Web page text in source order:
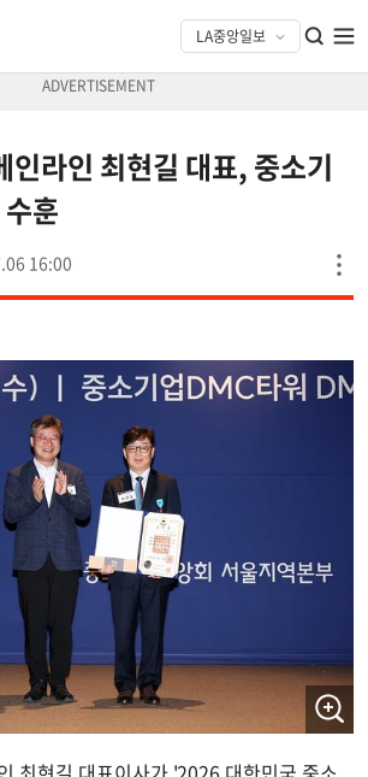
인라인 최현길 대표, 중소기
훈
16:00